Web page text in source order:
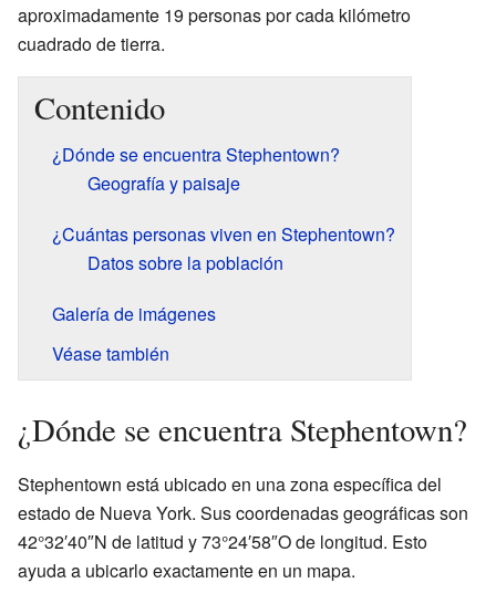
aproximadamente 19 personas por cada kilómetro
cuadrado de tierra.
Contenido
¿Dónde se encuentra Stephentown?
Geografía y paisaje
¿Cuántas personas viven en Stephentown?
Datos sobre la población
Galería de imágenes
Véase también
¿Dónde se encuentra Stephentown?
Stephentown está ubicado en una zona específica del
estado de Nueva York. Sus coordenadas geográficas son
42°32′40″N de latitud y 73°24′58″O de longitud. Esto
ayuda a ubicarlo exactamente en un mapa.